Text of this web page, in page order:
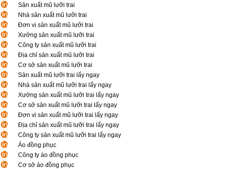
Sản xuất mũ lưỡi trai
Nhà sản xuất mũ lưỡi trai
Đơn vị sản xuất mũ lưỡi trai
Xưởng sản xuất mũ lưỡi trai
Công ty sản xuất mũ lưỡi trai
Địa chỉ sản xuất mũ lưỡi trai
Cơ sở sản xuất mũ lưỡi trai
Sản xuất mũ lưỡi trai lấy ngay
Nhà sản xuất mũ lưỡi trai lấy ngay
Xưởng sản xuất mũ lưỡi trai lấy ngay
Cơ sở sản xuất mũ lưỡi trai lấy ngay
Đơn vị sản xuất mũ lưỡi trai lấy ngay
Địa chỉ sản xuất mũ lưỡi trai lấy ngay
Công ty sản xuất mũ lưỡi trai lấy ngay
Áo đồng phục
Công ty áo đồng phục
Cơ sở áo đồng phục